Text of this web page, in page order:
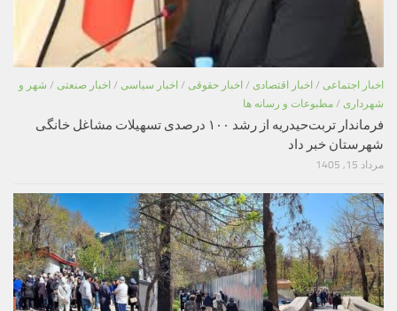
اخبار اجتماعی / اخبار اقتصادی / اخبار حقوقی / اخبار سیاسی / اخبار صنعتی / شهر و
شهرداری / مطبوعات و رسانه ها
فرماندار تربت‌حیدریه از رشد ۱۰۰ درصدی تسهیلات مشاغل خانگی
شهرستان خبر داد
مرداد 15, 1405